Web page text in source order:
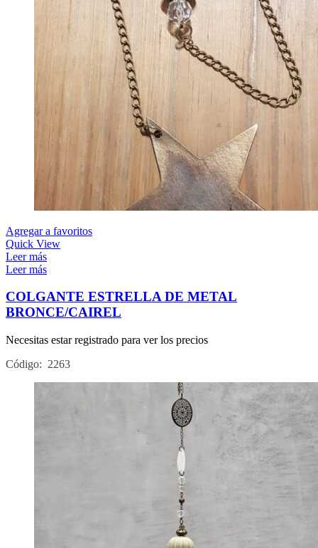
Agregar a favoritos
Quick View
Leer más
Leer más
COLGANTE ESTRELLA DE METAL
BRONCE/CAIREL
Necesitas estar registrado para ver los precios
Código: 2263